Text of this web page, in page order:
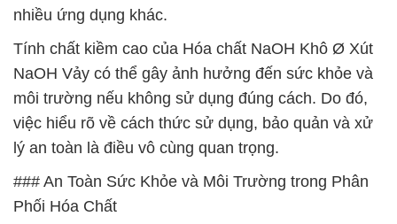
nhiều ứng dụng khác.
Tính chất kiềm cao của Hóa chất NaOH Khô Ø Xút
NaOH Vảy có thể gây ảnh hưởng đến sức khỏe và
môi trường nếu không sử dụng đúng cách. Do đó,
việc hiểu rõ về cách thức sử dụng, bảo quản và xử
lý an toàn là điều vô cùng quan trọng.
### An Toàn Sức Khỏe và Môi Trường trong Phân
Phối Hóa Chất